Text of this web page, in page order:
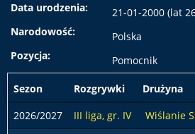
Data urodzenia:
21-01-2000 (lat
Narodowość:
Polska
Pozycja:
Pomocnik
Sezon Rozgrywki Drużyna
2026/2027
III liga, gr. IV
Wiślanie